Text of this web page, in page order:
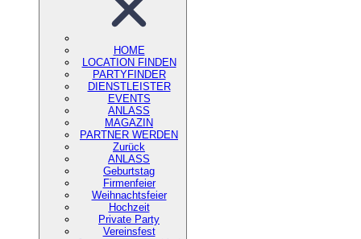
HOME
LOCATION FINDEN
PARTYFINDER
DIENSTLEISTER
EVENTS
ANLASS
MAGAZIN
PARTNER WERDEN
Zurück
ANLASS
Geburtstag
Firmenfeier
Weihnachtsfeier
Hochzeit
Private Party
Vereinsfest